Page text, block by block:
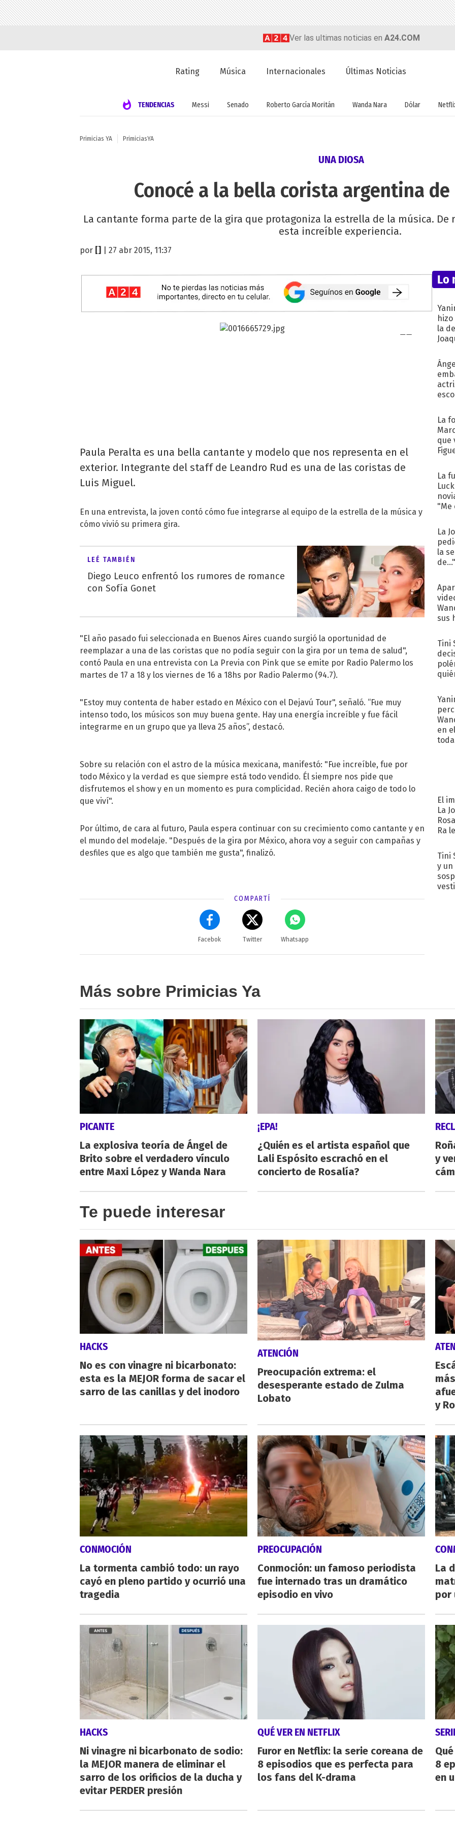
Ver las ultimas noticias en A24.COM
Rating Música Internacionales Últimas Noticias
TENDENCIAS Messi Senado Roberto García Moritán Wanda Nara Dólar
Primicias YA PrimiciasYA
UNA DIOSA
Conocé a la bella corista argentina
La cantante forma parte de la gira que protagoniza la estrella de la música. De
esta increíble experiencia.
por | 27 abr 2015, 11:37
Paula Peralta es una bella cantante y modelo que nos representa en el
exterior. Integrante del staff de Leandro Rud es una de las coristas de
Luis Miguel.
En una entrevista, la joven contó cómo fue integrarse al equipo de la estrella de la música y
cómo vivió su primera gira.
LEÉ TAMBIÉN
Diego Leuco enfrentó los rumores de romance
con Sofía Gonet
"El año pasado fui seleccionada en Buenos Aires cuando surgió la oportunidad de
reemplazar a una de las coristas que no podía seguir con la gira por un tema de salud",
contó Paula en una entrevista con La Previa con Pink que se emite por Radio Palermo los
martes de 17 a 18 y los viernes de 16 a 18hs por Radio Palermo (94.7).
"Estoy muy contenta de haber estado en México con el Dejavú Tour", señaló. “Fue muy
intenso todo, los músicos son muy buena gente. Hay una energía increíble y fue fácil
integrarme en un grupo que ya lleva 25 años”, destacó.
Sobre su relación con el astro de la música mexicana, manifestó: "Fue increíble, fue por
todo México y la verdad es que siempre está todo vendido. Él siempre nos pide que
disfrutemos el show y en un momento es pura complicidad. Recién ahora caigo de todo lo
que viví".
Por último, de cara al futuro, Paula espera continuar con su crecimiento como cantante y en
el mundo del modelaje. "Después de la gira por México, ahora voy a seguir con campañas y
desfiles que es algo que también me gusta", finalizó.
COMPARTÍ
Facebok Twitter Whatsapp
Lo
la
La
que
La
"Me
La
la
sus
Tini
en
El
La
Ra
Tini
y
Más sobre Primicias Ya
PICANTE
La explosiva teoría de Ángel de
Brito sobre el verdadero vínculo
entre Maxi López y Wanda Nara
¡EPA!
¿Quién es el artista español que
Lali Espósito escrachó en el
concierto de Rosalía?
y
Te puede interesar
HACKS
No es con vinagre ni bicarbonato:
esta es la MEJOR forma de sacar el
sarro de las canillas y del inodoro
ATENCIÓN
Preocupación extrema: el
desesperante estado de Zulma
Lobato
y
CONMOCIÓN
La tormenta cambió todo: un rayo
cayó en pleno partido y ocurrió una
tragedia
PREOCUPACIÓN
Conmoción: un famoso periodista
fue internado tras un dramático
episodio en vivo
La
por
HACKS
Ni vinagre ni bicarbonato de sodio:
la MEJOR manera de eliminar el
sarro de los orificios de la ducha y
evitar PERDER presión
QUÉ VER EN NETFLIX
Furor en Netflix: la serie coreana de
8 episodios que es perfecta para
los fans del K-drama
8
en